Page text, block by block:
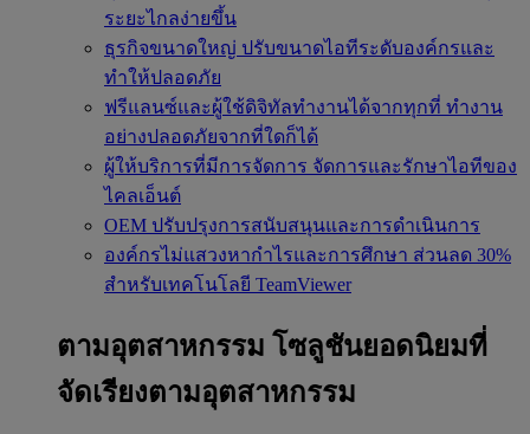
ระยะไกลง่ายขึ้น
ธุรกิจขนาดใหญ่ ปรับขนาดไอทีระดับองค์กรและ
ทำให้ปลอดภัย
ฟรีแลนซ์และผู้ใช้ดิจิทัลทำงานได้จากทุกที่ ทำงาน
อย่างปลอดภัยจากที่ใดก็ได้
ผู้ให้บริการที่มีการจัดการ จัดการและรักษาไอทีของ
ไคลเอ็นต์
OEM ปรับปรุงการสนับสนุนและการดำเนินการ
องค์กรไม่แสวงหากำไรและการศึกษา ส่วนลด 30%
สำหรับเทคโนโลยี TeamViewer
ตามอุตสาหกรรม โซลูชันยอดนิยมที่
จัดเรียงตามอุตสาหกรรม